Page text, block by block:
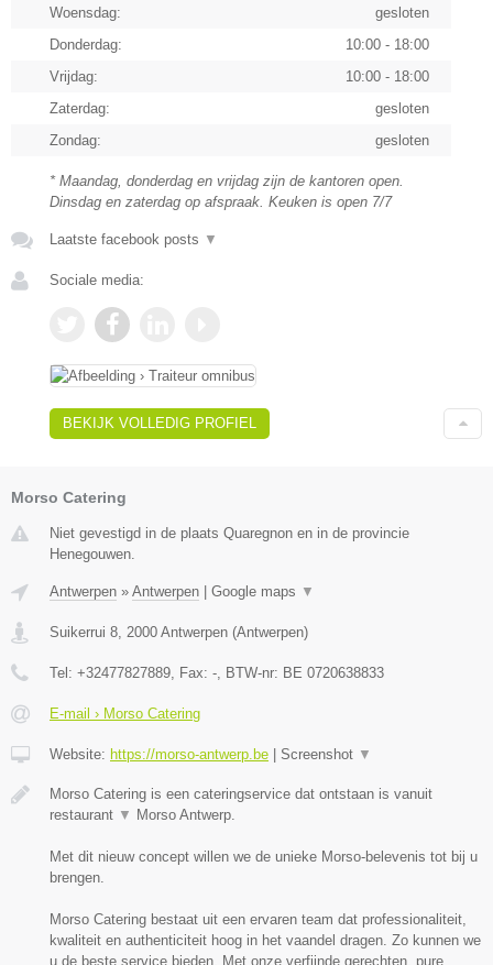
Woensdag:
gesloten
Donderdag:
10:00 - 18:00
Vrijdag:
10:00 - 18:00
Zaterdag:
gesloten
Zondag:
gesloten
* Maandag, donderdag en vrijdag zijn de kantoren open.
Dinsdag en zaterdag op afspraak. Keuken is open 7/7
Laatste facebook posts ▼
Sociale media:
BEKIJK VOLLEDIG PROFIEL
Morso Catering
Niet gevestigd in de plaats Quaregnon en in de provincie
Henegouwen.
Antwerpen » Antwerpen | Google maps ▼
Suikerrui 8 2000 Antwerpen (Antwerpen)
Tel: +32477827889 , Fax: - , BTW-nr: BE 0720638833
E-mail › Morso Catering
Website: https://morso-antwerp.be | Screenshot ▼
Morso Catering is een cateringservice dat ontstaan is vanuit
restaurant ▼ Morso Antwerp.
Met dit nieuw concept willen we de unieke Morso-belevenis tot bij u
brengen.
Morso Catering bestaat uit een ervaren team dat professionaliteit,
kwaliteit en authenticiteit hoog in het vaandel dragen. Zo kunnen we
u de beste service bieden. Met onze verfijnde gerechten, pure